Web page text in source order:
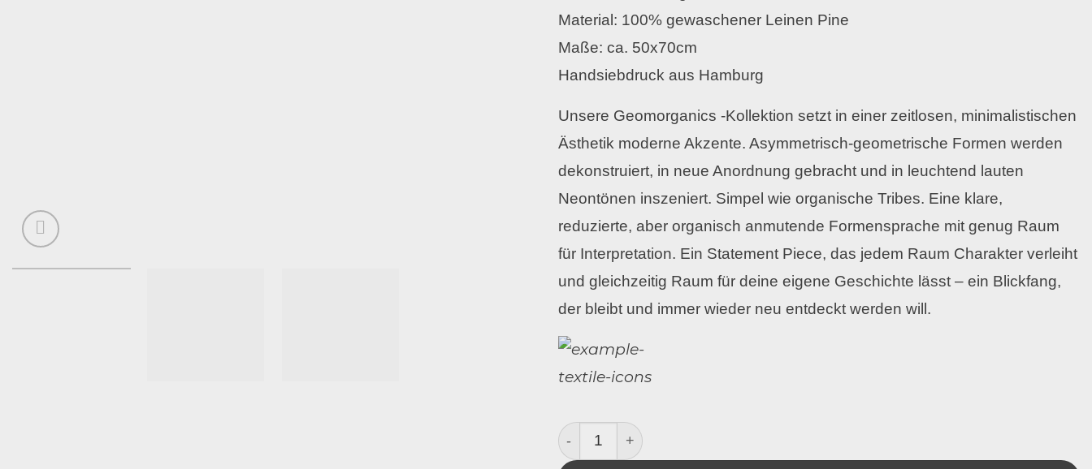
Material: 100% gewaschener Leinen Pine
Maße: ca. 50x70cm
Handsiebdruck aus Hamburg
Unsere Geomorganics -Kollektion setzt in einer zeitlosen, minimalistischen
Ästhetik moderne Akzente. Asymmetrisch-geometrische Formen werden
dekonstruiert, in neue Anordnung gebracht und in leuchtend lauten
Neontönen inszeniert. Simpel wie organische Tribes. Eine klare,
reduzierte, aber organisch anmutende Formensprache mit genug Raum
für Interpretation. Ein Statement Piece, das jedem Raum Charakter verleiht
und gleichzeitig Raum für deine eigene Geschichte lässt – ein Blickfang,
der bleibt und immer wieder neu entdeckt werden will.
Geschirrtuch Leinen Alba Menge